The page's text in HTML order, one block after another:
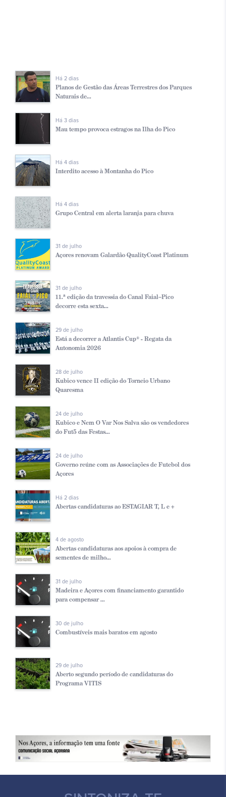
Há 2 dias
Planos de Gestão das Áreas Terrestres dos Parques
Naturais de...
Há 3 dias
Mau tempo provoca estragos na Ilha do Pico
Há 4 dias
Interdito acesso à Montanha do Pico
Há 4 dias
Grupo Central em alerta laranja para chuva
31 de julho
Açores renovam Galardão QualityCoast Platinum
31 de julho
11.ª edição da travessia do Canal Faial–Pico
decorre esta sexta...
29 de julho
Está a decorrer a Atlantis Cup® - Regata da
Autonomia 2026
28 de julho
Kubico vence II edição do Torneio Urbano
Quaresma
24 de julho
Kubico e Nem O Var Nos Salva são os vendedores
do Fut5 das Festas...
24 de julho
Governo reúne com as Associações de Futebol dos
Açores
Há 2 dias
Abertas candidaturas ao ESTAGIAR T, L e +
4 de agosto
Abertas candidaturas aos apoios à compra de
sementes de milho...
31 de julho
Madeira e Açores com financiamento garantido
para compensar ...
30 de julho
Combustíveis mais baratos em agosto
29 de julho
Aberto segundo período de candidaturas do
Programa VITIS